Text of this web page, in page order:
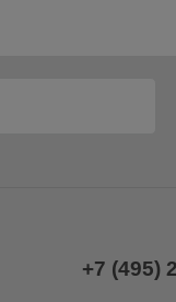
+7 (495)